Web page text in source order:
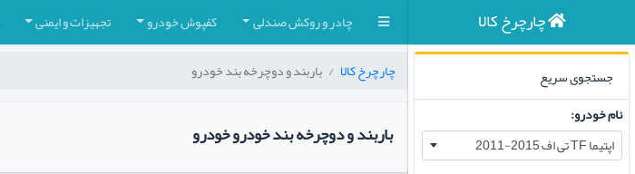
چادر و روکش صندلی کفپوش خودرو تجهیزات و ایمنی چارچرخ کالا
جستجوی سریع
نام خودرو:
اپتیما TF تی اف 2015-2011
چارچرخ کالا باربند و دوچرخه بند خودرو
باربند و دوچرخه بند خودرو خودرو